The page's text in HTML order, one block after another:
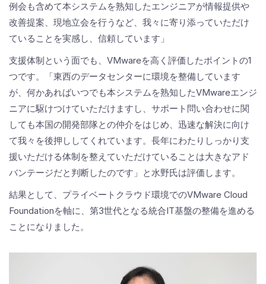
例会も含めて本システムを熟知したエンジニアが情報提供や
改善提案、現地立会を行うなど、我々に寄り添っていただけ
ていることを実感し、信頼しています」
支援体制という面でも、VMwareを高く評価したポイントの1
つです。「東西のデータセンターに環境を整備しています
が、何かあればいつでも本システムを熟知したVMwareエンジ
ニアに駆けつけていただけますし、サポート問い合わせに関
しても本国の開発部隊との仲介をはじめ、迅速な解決に向け
て我々を後押ししてくれています。長年にわたりしっかり支
援いただける体制を整えていただけていることは大きなアド
バンテージだと判断したのです」と水野氏は評価します。
結果として、プライベートクラウド環境でのVMware Cloud
Foundationを軸に、第3世代となる統合IT基盤の整備を進める
ことになりました。